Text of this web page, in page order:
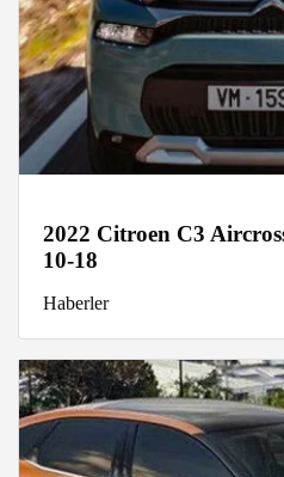
2022 Citroen C3
10-18
Haberler